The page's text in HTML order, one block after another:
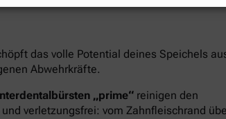
das volle Potential deines Speichels
Abwehrkräfte.
„prime“ reinigen den
verletzungsfrei: vom Zahnfleischrand